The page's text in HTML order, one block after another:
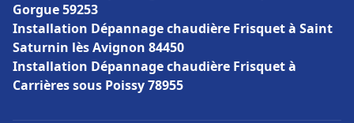
Gorgue 59253
Installation Dépannage chaudière Frisquet à Saint
Saturnin lès Avignon 84450
Installation Dépannage chaudière Frisquet à
Carrières sous Poissy 78955